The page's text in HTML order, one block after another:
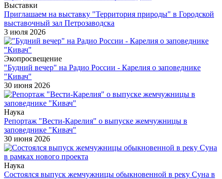
Выставки
Приглашаем на выставку "Территория природы" в Городской
выставочный зал Петрозаводска
3 июля 2026
Экопросвещение
"Будний вечер" на Радио России - Карелия о заповеднике
"Кивач"
30 июня 2026
Наука
Репортаж "Вести-Карелия" о выпуске жемчужницы в
заповеднике "Кивач"
30 июня 2026
Наука
Состоялся выпуск жемчужницы обыкновенной в реку Суна в